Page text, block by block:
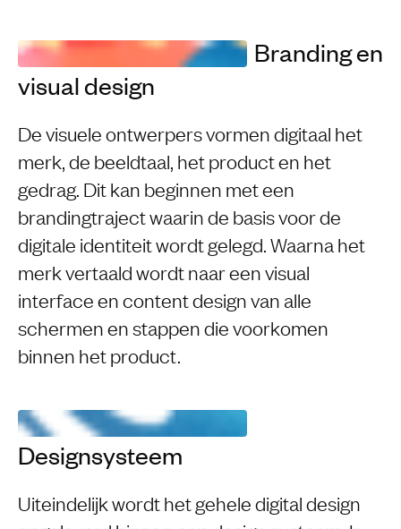
Branding en
visual design
De visuele ontwerpers vormen digitaal het
merk, de beeldtaal, het product en het
gedrag. Dit kan beginnen met een
brandingtraject waarin de basis voor de
digitale identiteit wordt gelegd. Waarna het
merk vertaald wordt naar een visual
interface en content design van alle
schermen en stappen die voorkomen
binnen het product.
Designsysteem
Uiteindelijk wordt het gehele digital design